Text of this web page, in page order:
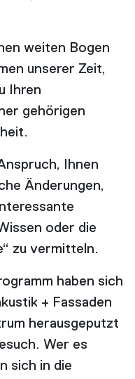
weiten Bogen
unserer Zeit,
Ihren
gehörigen
Ihnen
Änderungen,
oder die
zu vermitteln.
haben sich
+ Fassaden
herausgeputzt
Wer es
sich in die